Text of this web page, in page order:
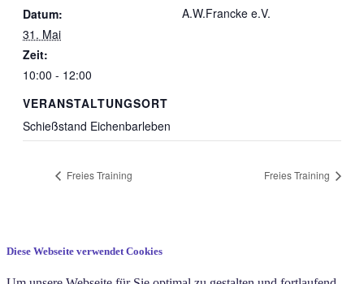
Datum:
31. Mai
Zeit:
10:00 - 12:00
VERANSTALTUNGSORT
Schießstand Eichenbarleben
A.W.Francke e.V.
Freies Training Freies Training
Diese Webseite verwendet Cookies